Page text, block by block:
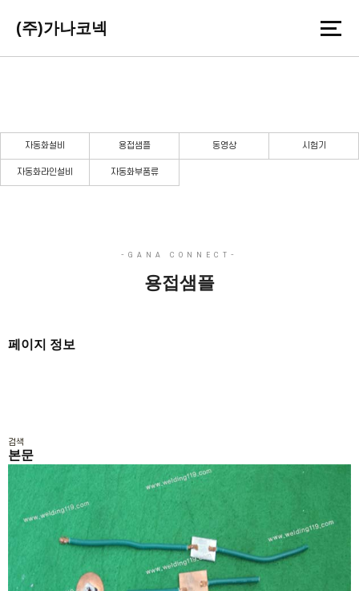
(주)가나코넥
자동화설비 용접샘플 동영상 시험기
자동화라인설비 자동화부품류
용접샘플
페이지 정보
검색
본문